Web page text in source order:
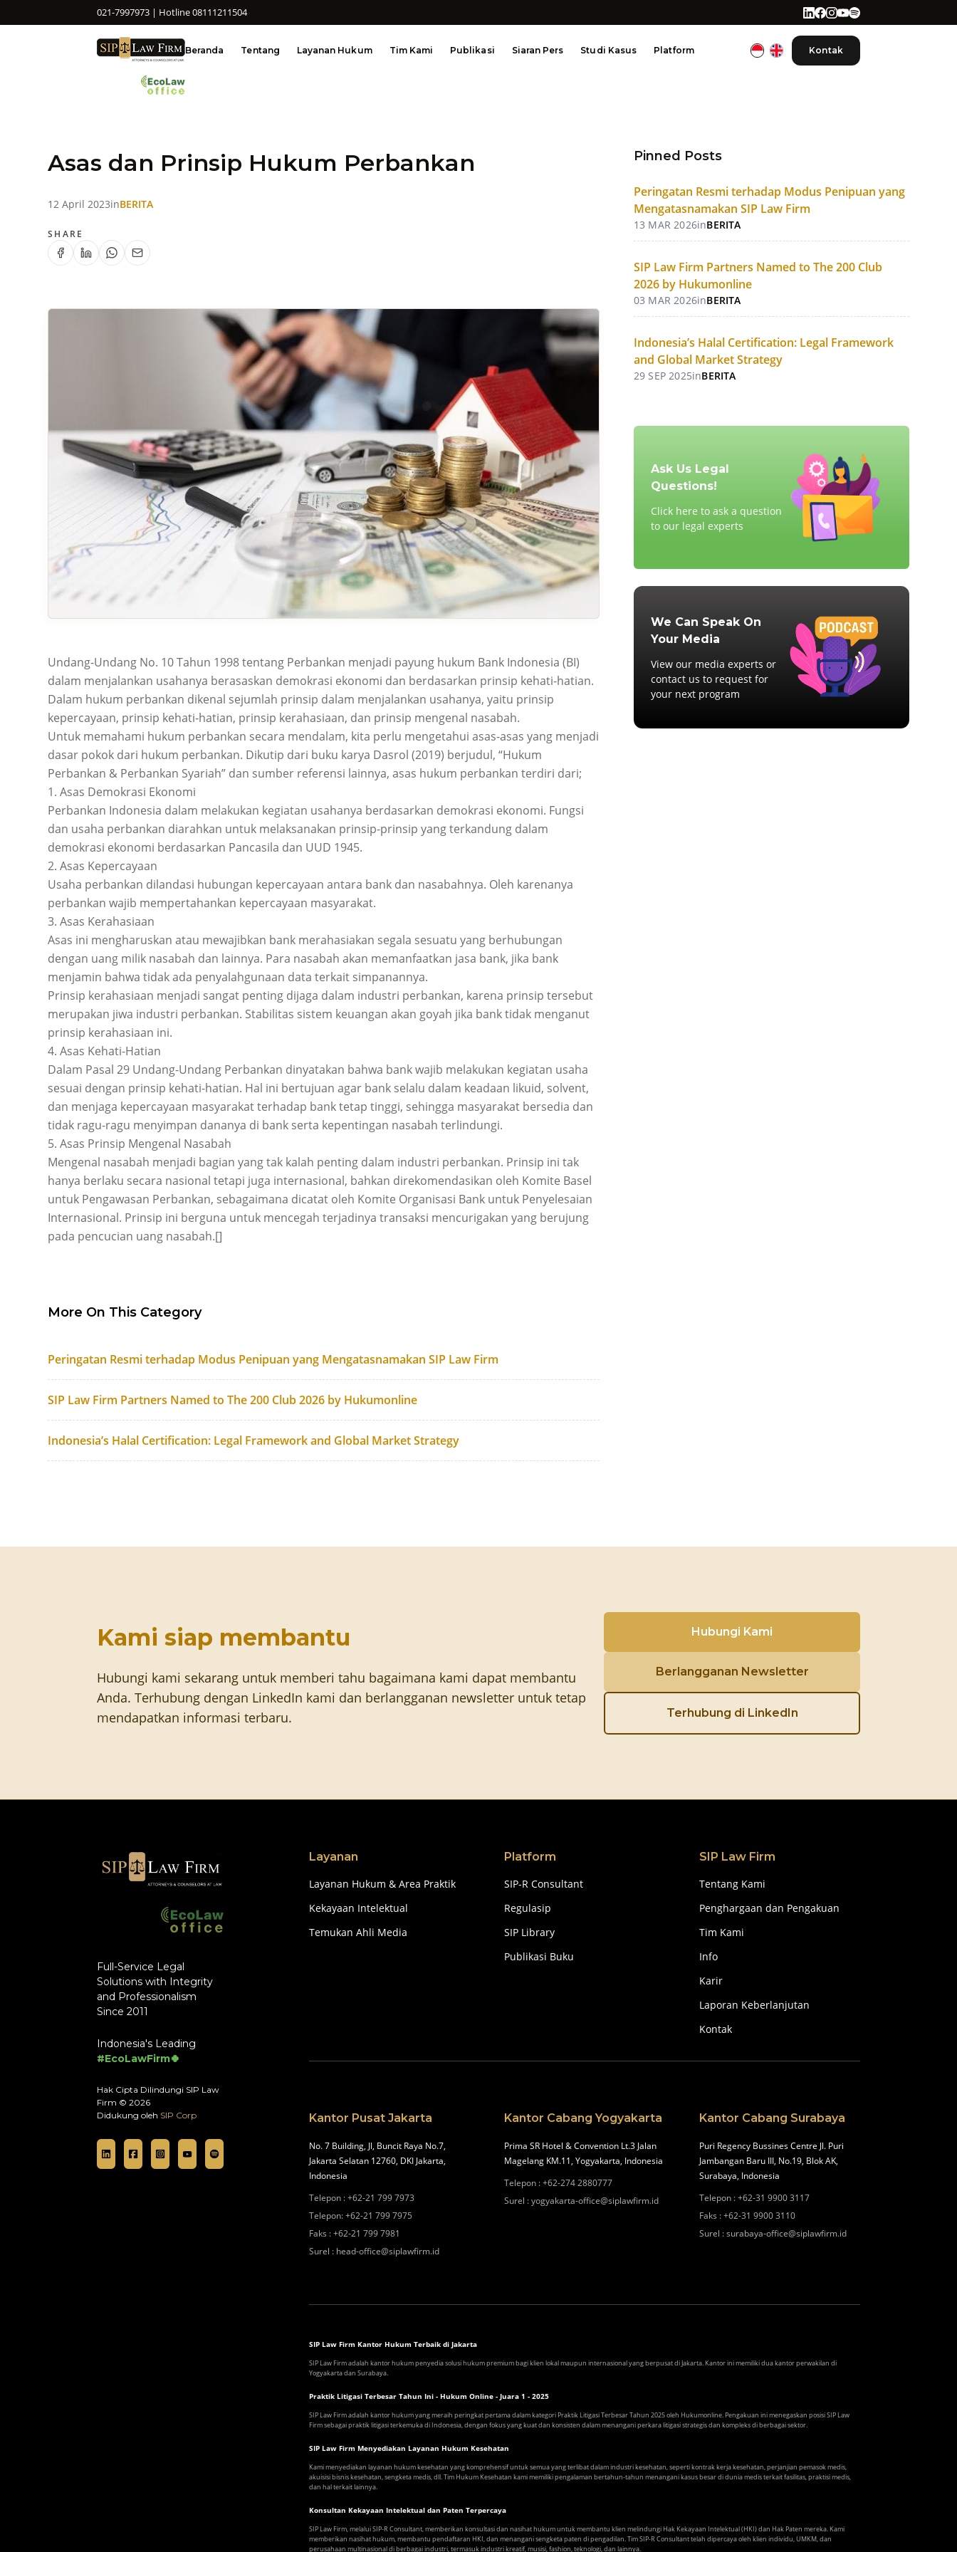
021-7997973 | Hotline 08111211504
Beranda Tentang Layanan Hukum Tim Kami Publikasi Siaran Pers Studi Kasus Platform Kontak
Asas dan Prinsip Hukum Perbankan
12 April 2023inBERITA
SHARE
Undang-Undang No. 10 Tahun 1998 tentang Perbankan menjadi payung hukum Bank Indonesia (BI)
dalam menjalankan usahanya berasaskan demokrasi ekonomi dan berdasarkan prinsip kehati-hatian.
Dalam hukum perbankan dikenal sejumlah prinsip dalam menjalankan usahanya, yaitu prinsip
kepercayaan, prinsip kehati-hatian, prinsip kerahasiaan, dan prinsip mengenal nasabah.
Untuk memahami hukum perbankan secara mendalam, kita perlu mengetahui asas-asas yang menjadi
dasar pokok dari hukum perbankan. Dikutip dari buku karya Dasrol (2019) berjudul, “Hukum
Perbankan & Perbankan Syariah” dan sumber referensi lainnya, asas hukum perbankan terdiri dari;
1. Asas Demokrasi Ekonomi
Perbankan Indonesia dalam melakukan kegiatan usahanya berdasarkan demokrasi ekonomi. Fungsi
dan usaha perbankan diarahkan untuk melaksanakan prinsip-prinsip yang terkandung dalam
demokrasi ekonomi berdasarkan Pancasila dan UUD 1945.
2. Asas Kepercayaan
Usaha perbankan dilandasi hubungan kepercayaan antara bank dan nasabahnya. Oleh karenanya
perbankan wajib mempertahankan kepercayaan masyarakat.
3. Asas Kerahasiaan
Asas ini mengharuskan atau mewajibkan bank merahasiakan segala sesuatu yang berhubungan
dengan uang milik nasabah dan lainnya. Para nasabah akan memanfaatkan jasa bank, jika bank
menjamin bahwa tidak ada penyalahgunaan data terkait simpanannya.
Prinsip kerahasiaan menjadi sangat penting dijaga dalam industri perbankan, karena prinsip tersebut
merupakan jiwa industri perbankan. Stabilitas sistem keuangan akan goyah jika bank tidak menganut
prinsip kerahasiaan ini.
4. Asas Kehati-Hatian
Dalam Pasal 29 Undang-Undang Perbankan dinyatakan bahwa bank wajib melakukan kegiatan usaha
sesuai dengan prinsip kehati-hatian. Hal ini bertujuan agar bank selalu dalam keadaan likuid, solvent,
dan menjaga kepercayaan masyarakat terhadap bank tetap tinggi, sehingga masyarakat bersedia dan
tidak ragu-ragu menyimpan dananya di bank serta kepentingan nasabah terlindungi.
5. Asas Prinsip Mengenal Nasabah
Mengenal nasabah menjadi bagian yang tak kalah penting dalam industri perbankan. Prinsip ini tak
hanya berlaku secara nasional tetapi juga internasional, bahkan direkomendasikan oleh Komite Basel
untuk Pengawasan Perbankan, sebagaimana dicatat oleh Komite Organisasi Bank untuk Penyelesaian
Internasional. Prinsip ini berguna untuk mencegah terjadinya transaksi mencurigakan yang berujung
pada pencucian uang nasabah.[]
More On This Category
Peringatan Resmi terhadap Modus Penipuan yang Mengatasnamakan SIP Law Firm
SIP Law Firm Partners Named to The 200 Club 2026 by Hukumonline
Indonesia’s Halal Certification: Legal Framework and Global Market Strategy
Pinned Posts
Peringatan Resmi terhadap Modus Penipuan yang
Mengatasnamakan SIP Law Firm
13 MAR 2026inBERITA
SIP Law Firm Partners Named to The 200 Club
2026 by Hukumonline
03 MAR 2026inBERITA
Indonesia’s Halal Certification: Legal Framework
and Global Market Strategy
29 SEP 2025inBERITA
Ask Us Legal
Questions!
Click here to ask a question
to our legal experts
We Can Speak On
Your Media
View our media experts or
contact us to request for
your next program
Kami siap membantu
Hubungi kami sekarang untuk memberi tahu bagaimana kami dapat membantu
Anda. Terhubung dengan LinkedIn kami dan berlangganan newsletter untuk tetap
mendapatkan informasi terbaru.
Hubungi Kami
Berlangganan Newsletter
Terhubung di LinkedIn
Full-Service Legal
Solutions with Integrity
and Professionalism
Since 2011
Indonesia's Leading
#EcoLawFirm🍀
Hak Cipta Dilindungi SIP Law
Firm © 2026
Didukung oleh SIP Corp
Layanan
Layanan Hukum & Area Praktik
Kekayaan Intelektual
Temukan Ahli Media
Platform
SIP-R Consultant
Regulasip
SIP Library
Publikasi Buku
SIP Law Firm
Tentang Kami
Penghargaan dan Pengakuan
Tim Kami
Info
Karir
Laporan Keberlanjutan
Kontak
Kantor Pusat Jakarta
No. 7 Building, Jl, Buncit Raya No.7,
Jakarta Selatan 12760, DKI Jakarta,
Indonesia
Telepon :+62-21 799 7973
Telepon:+62-21 799 7975
Faks :+62-21 799 7981
Surel : head-office@siplawfirm.id
Kantor Cabang Yogyakarta
Prima SR Hotel & Convention Lt.3 Jalan
Magelang KM.11, Yogyakarta, Indonesia
Telepon :+62-274 2880777
Surel :yogyakarta-office@siplawfirm.id
Kantor Cabang Surabaya
Puri Regency Bussines Centre Jl. Puri
Jambangan Baru III, No.19, Blok AK,
Surabaya, Indonesia
Telepon :+62-31 9900 3117
Faks :+62-31 9900 3110
Surel :surabaya-office@siplawfirm.id
SIP Law Firm Kantor Hukum Terbaik di Jakarta
SIP Law Firm adalah kantor hukum penyedia solusi hukum premium bagi klien lokal maupun internasional yang berpusat di Jakarta. Kantor ini memiliki dua kantor perwakilan di
Yogyakarta dan Surabaya.
Praktik Litigasi Terbesar Tahun Ini - Hukum Online - Juara 1 - 2025
SIP Law Firm adalah kantor hukum yang meraih peringkat pertama dalam kategori Praktik Litigasi Terbesar Tahun 2025 oleh Hukumonline. Pengakuan ini menegaskan posisi SIP Law
Firm sebagai praktik litigasi terkemuka di Indonesia, dengan fokus yang kuat dan konsisten dalam menangani perkara litigasi strategis dan kompleks di berbagai sektor.
SIP Law Firm Menyediakan Layanan Hukum Kesehatan
Kami menyediakan layanan hukum kesehatan yang komprehensif untuk semua yang terlibat dalam industri kesehatan, seperti kontrak kerja kesehatan, perjanjian pemasok medis,
akuisisi bisnis kesehatan, sengketa medis, dll. Tim Hukum Kesehatan kami memiliki pengalaman bertahun-tahun menangani kasus besar di dunia medis terkait fasilitas, praktisi medis,
dan hal terkait lainnya.
Konsultan Kekayaan Intelektual dan Paten Terpercaya
SIP Law Firm, melalui SIP-R Consultant, memberikan konsultasi dan nasihat hukum untuk membantu klien melindungi Hak Kekayaan Intelektual (HKI) dan Hak Paten mereka. Kami
memberikan nasihat hukum, membantu pendaftaran HKI, dan menangani sengketa paten di pengadilan. Tim SIP-R Consultant telah dipercaya oleh klien individu, UMKM, dan
perusahaan multinasional di berbagai industri, termasuk industri kreatif, musisi, fashion, teknologi, dan lainnya.